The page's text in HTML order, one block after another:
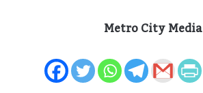
Metro City Media